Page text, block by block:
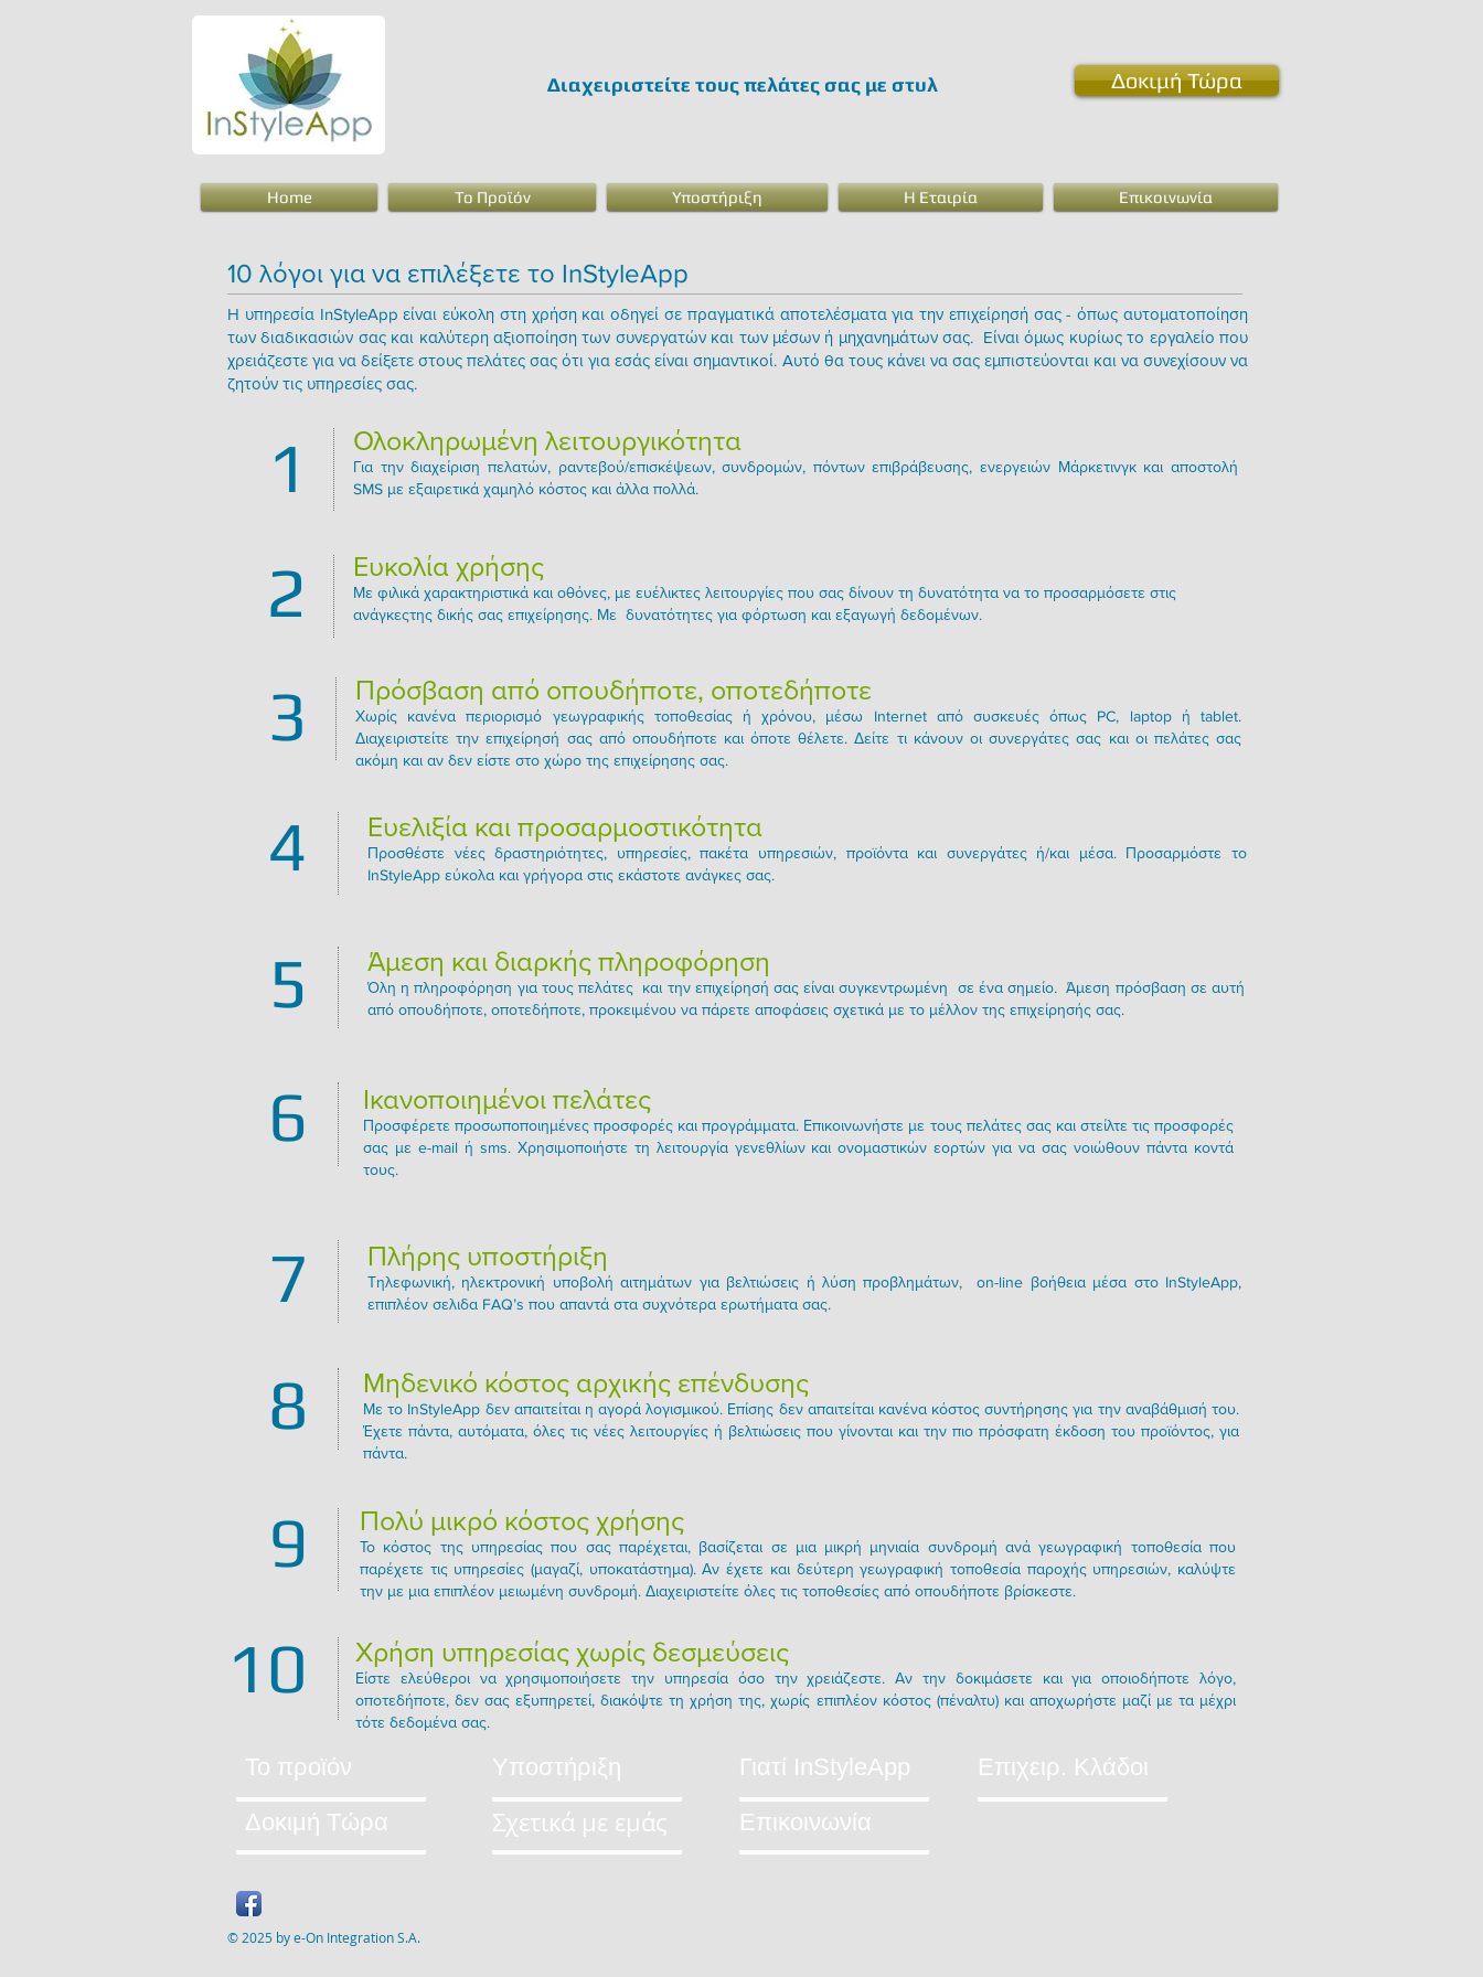
Διαχειριστείτε τους πελάτες σας με στυλ Δοκιμή Τώρα
Home Το Προϊόν Υποστήριξη Η Εταιρία Επικοινωνία
10 λόγοι για να επιλέξετε το InStyleApp
Η υπηρεσία InStyleApp είναι εύκολη στη χρήση και οδηγεί σε πραγματικά αποτελέσματα για την επιχείρησή σας - όπως αυτοματοποίηση
των διαδικασιών σας και καλύτερη αξιοποίηση των συνεργατών και των μέσων ή μηχανημάτων σας. Είναι όμως κυρίως το εργαλείο που
χρειάζεστε για να δείξετε στους πελάτες σας ότι για εσάς είναι σημαντικοί. Αυτό θα τους κάνει να σας εμπιστεύονται και να συνεχίσουν να
ζητούν τις υπηρεσίες σας.
1 Ολοκληρωμένη λειτουργικότητα
Για την διαχείριση πελατών, ραντεβού/επισκέψεων, συνδρομών, πόντων επιβράβευσης, ενεργειών Μάρκετινγκ και αποστολή
SMS με εξαιρετικά χαμηλό κόστος και άλλα πολλά.
2 Ευκολία χρήσης
Με φιλικά χαρακτηριστικά και οθόνες, με ευέλικτες λειτουργίες που σας δίνουν τη δυνατότητα να το προσαρμόσετε στις
ανάγκεςτης δικής σας επιχείρησης. Με δυνατότητες για φόρτωση και εξαγωγή δεδομένων.
3 Πρόσβαση από οπουδήποτε, οποτεδήποτε
Χωρίς κανένα περιορισμό γεωγραφικής τοποθεσίας ή χρόνου, μέσω Internet από συσκευές όπως PC, laptop ή tablet.
Διαχειριστείτε την επιχείρησή σας από οπουδήποτε και όποτε θέλετε. Δείτε τι κάνουν οι συνεργάτες σας και οι πελάτες σας
ακόμη και αν δεν είστε στο χώρο της επιχείρησης σας.
4 Ευελιξία και προσαρμοστικότητα
Προσθέστε νέες δραστηριότητες, υπηρεσίες, πακέτα υπηρεσιών, προϊόντα και συνεργάτες ή/και μέσα. Προσαρμόστε το
InStyleApp εύκολα και γρήγορα στις εκάστοτε ανάγκες σας.
5 Άμεση και διαρκής πληροφόρηση
Όλη η πληροφόρηση για τους πελάτες και την επιχείρησή σας είναι συγκεντρωμένη σε ένα σημείο. Άμεση πρόσβαση σε αυτή
από οπουδήποτε, οποτεδήποτε, προκειμένου να πάρετε αποφάσεις σχετικά με το μέλλον της επιχείρησής σας.
6 Ικανοποιημένοι πελάτες
Προσφέρετε προσωποποιημένες προσφορές και προγράμματα. Επικοινωνήστε με τους πελάτες σας και στείλτε τις προσφορές
σας με e-mail ή sms. Χρησιμοποιήστε τη λειτουργία γενεθλίων και ονομαστικών εορτών για να σας νοιώθουν πάντα κοντά
τους.
7 Πλήρης υποστήριξη
Τηλεφωνική, ηλεκτρονική υποβολή αιτημάτων για βελτιώσεις ή λύση προβλημάτων, on-line βοήθεια μέσα στο InStyleApp,
επιπλέον σελιδα FAQ’s που απαντά στα συχνότερα ερωτήματα σας.
8 Μηδενικό κόστος αρχικής επένδυσης
Με το InStyleApp δεν απαιτείται η αγορά λογισμικού. Επίσης δεν απαιτείται κανένα κόστος συντήρησης για την αναβάθμισή του.
Έχετε πάντα, αυτόματα, όλες τις νέες λειτουργίες ή βελτιώσεις που γίνονται και την πιο πρόσφατη έκδοση του προϊόντος, για
πάντα.
9 Πολύ μικρό κόστος χρήσης
Το κόστος της υπηρεσίας που σας παρέχεται, βασίζεται σε μια μικρή μηνιαία συνδρομή ανά γεωγραφική τοποθεσία που
παρέχετε τις υπηρεσίες (μαγαζί, υποκατάστημα). Αν έχετε και δεύτερη γεωγραφική τοποθεσία παροχής υπηρεσιών, καλύψτε
την με μια επιπλέον μειωμένη συνδρομή. Διαχειριστείτε όλες τις τοποθεσίες από οπουδήποτε βρίσκεστε.
10 Χρήση υπηρεσίας χωρίς δεσμεύσεις
Είστε ελεύθεροι να χρησιμοποιήσετε την υπηρεσία όσο την χρειάζεστε. Αν την δοκιμάσετε και για οποιοδήποτε λόγο,
οποτεδήποτε, δεν σας εξυπηρετεί, διακόψτε τη χρήση της, χωρίς επιπλέον κόστος (πέναλτυ) και αποχωρήστε μαζί με τα μέχρι
τότε δεδομένα σας.
Το προϊόν
Δοκιμή Τώρα
Υποστήριξη
Σχετικά με εμάς
Γιατί InStyleApp
Επιχειρ. Κλάδοι
Επικοινωνία
© 2025 by e-On Integration S.A.